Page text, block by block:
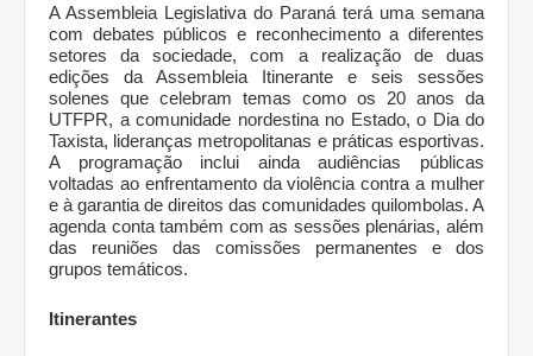
A Assembleia Legislativa do Paraná terá uma semana
com debates públicos e reconhecimento a diferentes
setores da sociedade, com a realização de duas
edições da Assembleia Itinerante e seis sessões
solenes que celebram temas como os 20 anos da
UTFPR, a comunidade nordestina no Estado, o Dia do
Taxista, lideranças metropolitanas e práticas esportivas.
A programação inclui ainda audiências públicas
voltadas ao enfrentamento da violência contra a mulher
e à garantia de direitos das comunidades quilombolas. A
agenda conta também com as sessões plenárias, além
das reuniões das comissões permanentes e dos
grupos temáticos.
Itinerantes